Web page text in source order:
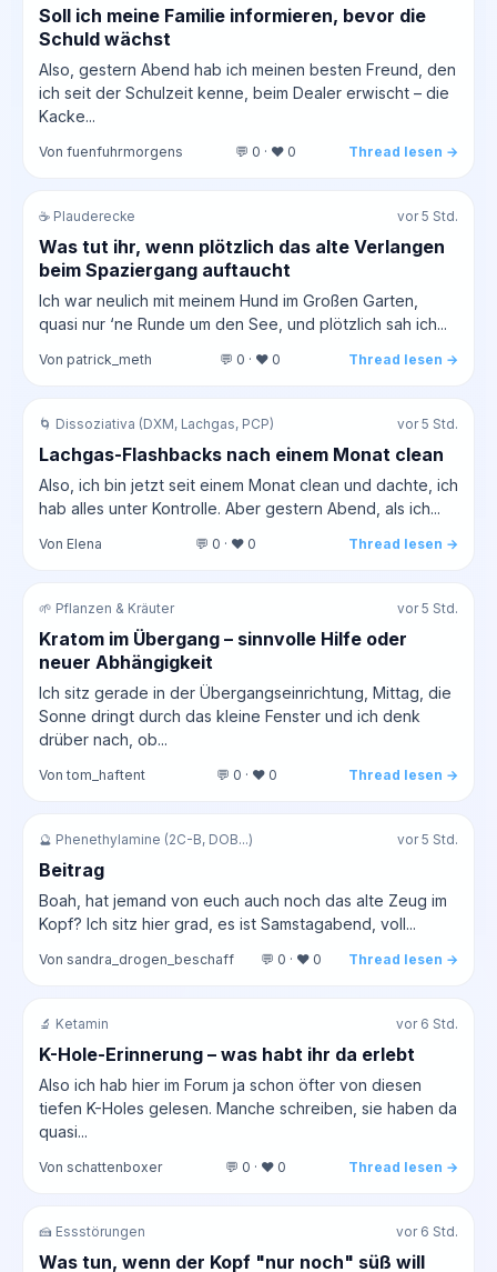
Soll ich meine Familie informieren, bevor die
Schuld wächst
Also, gestern Abend hab ich meinen besten Freund, den
ich seit der Schulzeit kenne, beim Dealer erwischt – die
Kacke...
Von fuenfuhrmorgens 💬 0 · ❤️ 0 Thread lesen →
☕ Plauderecke vor 5 Std.
Was tut ihr, wenn plötzlich das alte Verlangen
beim Spaziergang auftaucht
Ich war neulich mit meinem Hund im Großen Garten,
quasi nur ‘ne Runde um den See, und plötzlich sah ich...
Von patrick_meth 💬 0 · ❤️ 0 Thread lesen →
🌀 Dissoziativa (DXM, Lachgas, PCP) vor 5 Std.
Lachgas-Flashbacks nach einem Monat clean
Also, ich bin jetzt seit einem Monat clean und dachte, ich
hab alles unter Kontrolle. Aber gestern Abend, als ich...
Von Elena 💬 0 · ❤️ 0 Thread lesen →
🌱 Pflanzen & Kräuter vor 5 Std.
Kratom im Übergang – sinnvolle Hilfe oder
neuer Abhängigkeit
Ich sitz gerade in der Übergangseinrichtung, Mittag, die
Sonne dringt durch das kleine Fenster und ich denk
drüber nach, ob...
Von tom_haftent 💬 0 · ❤️ 0 Thread lesen →
🔮 Phenethylamine (2C-B, DOB...) vor 5 Std.
Beitrag
Boah, hat jemand von euch auch noch das alte Zeug im
Kopf? Ich sitz hier grad, es ist Samstagabend, voll...
Von sandra_drogen_beschaff 💬 0 · ❤️ 0 Thread lesen →
🔬 Ketamin vor 6 Std.
K-Hole-Erinnerung – was habt ihr da erlebt
Also ich hab hier im Forum ja schon öfter von diesen
tiefen K-Holes gelesen. Manche schreiben, sie haben da
quasi...
Von schattenboxer 💬 0 · ❤️ 0 Thread lesen →
🍰 Essstörungen vor 6 Std.
Was tun, wenn der Kopf "nur noch" süß will